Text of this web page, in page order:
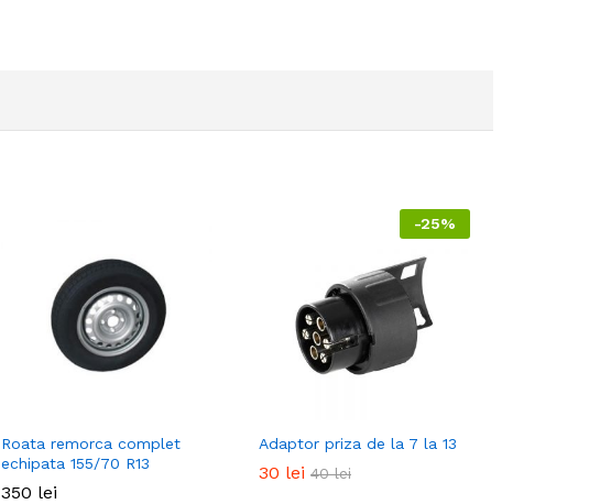
Roata remorca complet
echipata 155/70 R13
350 lei
350 lei
-25%
Adaptor priza de la 7 la 13
30 lei 40lei
30 lei 40lei